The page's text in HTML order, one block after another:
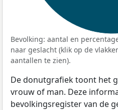
Bevolking: aantal en
naar geslacht (klik op de
aantallen te zien).
De donutgrafiek toont het
vrouw of man. Deze
bevolkingsregister van de